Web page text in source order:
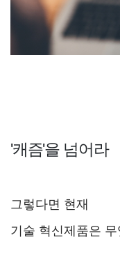
'캐즘'을 넘어라
그렇다면 현재
기술 혁신제품은